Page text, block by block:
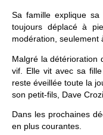
Sa famille explique
toujours déplacé à
modération, seulement
Malgré la détérioration
vif. Elle vit avec sa
reste éveillée toute la
son petit-fils, Dave
Dans les prochaines
en plus courantes.